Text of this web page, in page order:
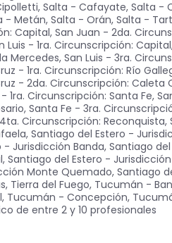
, Salta - Cafayate, Salta -
- Metán, Salta - Orán, Salta -
Capital, San Juan - 2da.
Luis - 1ra. Circunscripción: Capital
Mercedes, San Luis - 3ra.
- 1ra. Circunscripción: Río
- 2da. Circunscripción: Caleta
1ra. Circunscripción: Santa Fe,
, Santa Fe - 3ra.
Circunscripción: Reconquista,
, Santiago del Estero -
- Jurisdicción Banda, Santiago
, Santiago del Estero - Jurisdicción
Monte Quemado, Santiago
, Tierra del Fuego, Tucumán -
, Tucumán - Concepción,
de entre 2 y 10 profesionales